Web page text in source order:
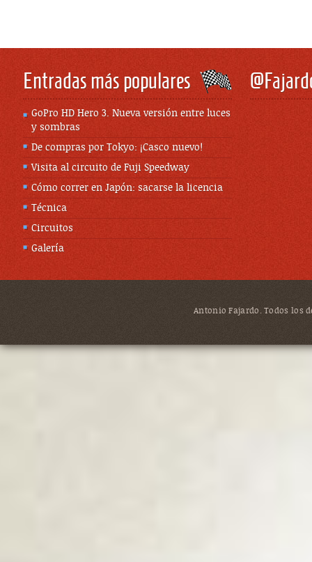
Entradas más populares
GoPro HD Hero 3. Nueva versión entre luces
y sombras
De compras por Tokyo: ¡Casco nuevo!
Visita al circuito de Fuji Speedway
Cómo correr en Japón: sacarse la licencia
Técnica
Circuitos
Galería
Antonio Fajardo. Todos los